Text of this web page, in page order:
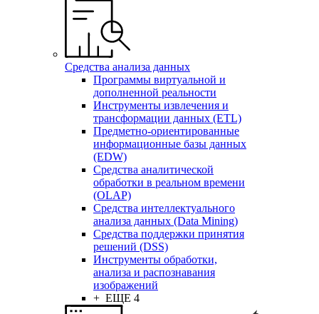
Средства анализа данных
Программы виртуальной и
дополненной реальности
Инструменты извлечения и
трансформации данных (ETL)
Предметно-ориентированные
информационные базы данных
(EDW)
Средства аналитической
обработки в реальном времени
(OLAP)
Средства интеллектуального
анализа данных (Data Mining)
Средства поддержки принятия
решений (DSS)
Инструменты обработки,
анализа и распознавания
изображений
+ ЕЩЕ 4